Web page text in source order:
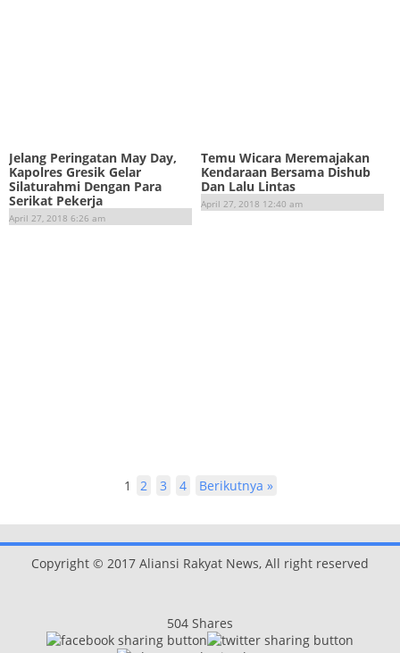
Jelang Peringatan May Day,
Kapolres Gresik Gelar
Silaturahmi Dengan Para
Serikat Pekerja
April 27, 2018 6:26 am
Temu Wicara Meremajakan
Kendaraan Bersama Dishub
Dan Lalu Lintas
April 27, 2018 12:40 am
1 2 3 4 Berikutnya »
Copyright © 2017 Aliansi Rakyat News, All right reserved
504 Shares